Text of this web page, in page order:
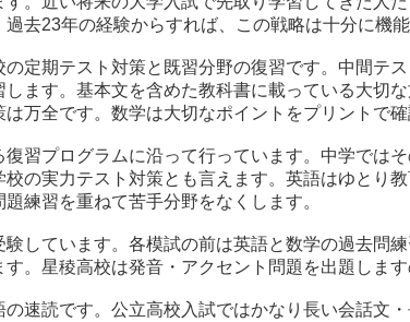
去23年の経験からすれば、この戦略は十分に機
定期テスト対策と既習分野の復習です。中間テ
ます。基本文を含めた教科書に載っている大切
万全です。数学は大切なポイントをプリントで確
習プログラムに沿って行っています。中学では
の実力テスト対策とも言えます。英語はゆとり
練習を重ねて苦手分野をなくします。
しています。各模試の前は英語と数学の過去問
。星稜高校は発音・アクセント問題を出題しま
速読です。公立高校入試ではかなり長い会話文